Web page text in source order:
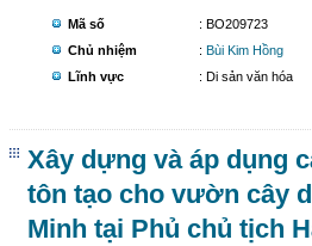
Mã số
: BO209723
Chủ nhiệm
: Bùi Kim Hồng
Lĩnh vực
: Di sản văn hóa
Xây dựng và áp dụng
tôn tạo cho vườn cây
Minh tại Phủ chủ tịch